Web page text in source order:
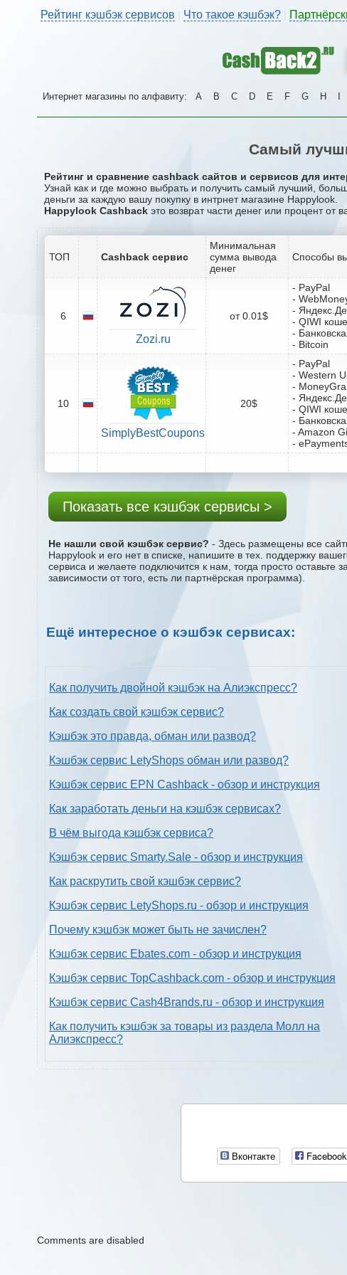
Рейтинг кэшбэк сервисов Что такое кэшбэк?
Интернет магазины по алфавиту: A B C D E F G H
Самый
Рейтинг и сравнение cashback сайтов и сервисов для
Узнай как и где можно выбрать и получить самый лучший,
деньги за каждую вашу покупку в интрнет магазине Happylook.
Happylook Cashback это возврат части денег или процент от
ТОП Cashback сервис
Минимальная
сумма вывода
денег
Способы
6
Zozi.ru
от 0.01$
- PayPal
-
-
- QIWI
-
- Bitcoin
10
SimplyBestCoupons
20$
- PayPal
- Western
-
-
- QIWI
-
- Amazon
-
Показать все кэшбэк сервисы >
Не нашли свой кэшбэк сервис? - Здесь размещены все
Happylook и его нет в списке, напишите в тех. поддержку
сервиса и желаете подключится к нам, тогда просто
зависимости от того, есть ли партнёрская программа).
Ещё интересное о кэшбэк сервисах:
Как получить двойной кэшбэк на Алиэкспресс?
Как создать свой кэшбэк сервис?
Кэшбэк это правда, обман или развод?
Кэшбэк сервис LetyShops обман или развод?
Кэшбэк сервис EPN Cashback - обзор и инструкция
Как заработать деньги на кэшбэк сервисах?
В чём выгода кэшбэк сервиса?
Кэшбэк сервис Smarty.Sale - обзор и инструкция
Как раскрутить свой кэшбэк сервис?
Кэшбэк сервис LetyShops.ru - обзор и инструкция
Почему кэшбэк может быть не зачислен?
Кэшбэк сервис Ebates.com - обзор и инструкция
Кэшбэк сервис TopCashback.com - обзор и инструкция
Кэшбэк сервис Cash4Brands.ru - обзор и инструкция
Как получить кэшбэк за товары из раздела Молл на
Алиэкспресс?
Вконтакте Facebook
Comments are disabled